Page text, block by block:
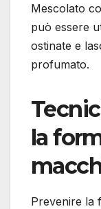
Mescolato
può essere
ostinate e
profumato.
la
Prevenire la